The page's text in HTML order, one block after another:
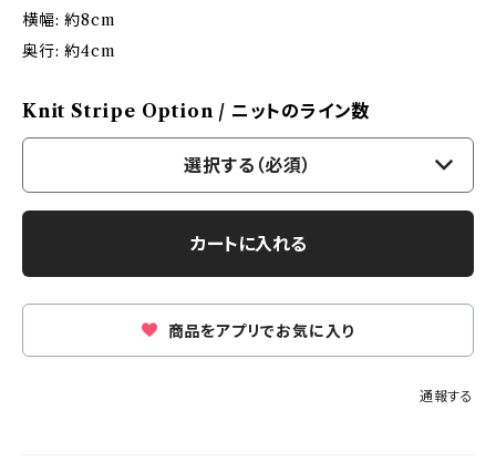
横幅: 約8cm
奥行: 約4cm
Knit Stripe Option / ニットのライン数
選択する（必須）
カートに入れる
商品をアプリでお気に入り
通報する